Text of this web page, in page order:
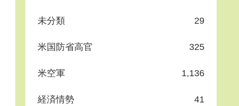
未分類 29
米国防省高官 325
米空軍 1,136
経済情勢 41